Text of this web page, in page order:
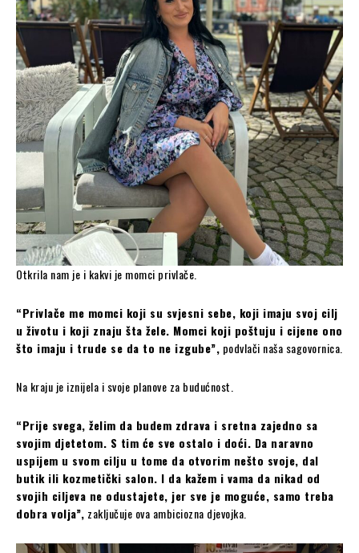
Otkrila nam je i kakvi je momci privlače.
“Privlače me momci koji su svjesni sebe, koji imaju svoj cilj
u životu i koji znaju šta žele. Momci koji poštuju i cijene ono
što imaju i trude se da to ne izgube”, podvlači naša sagovornica.
Na kraju je iznijela i svoje planove za budućnost.
“Prije svega, želim da budem zdrava i sretna zajedno sa
svojim djetetom. S tim će sve ostalo i doći. Da naravno
uspijem u svom cilju u tome da otvorim nešto svoje, dal
butik ili kozmetički salon. I da kažem i vama da nikad od
svojih ciljeva ne odustajete, jer sve je moguće, samo treba
dobra volja”, zaključuje ova ambiciozna djevojka.